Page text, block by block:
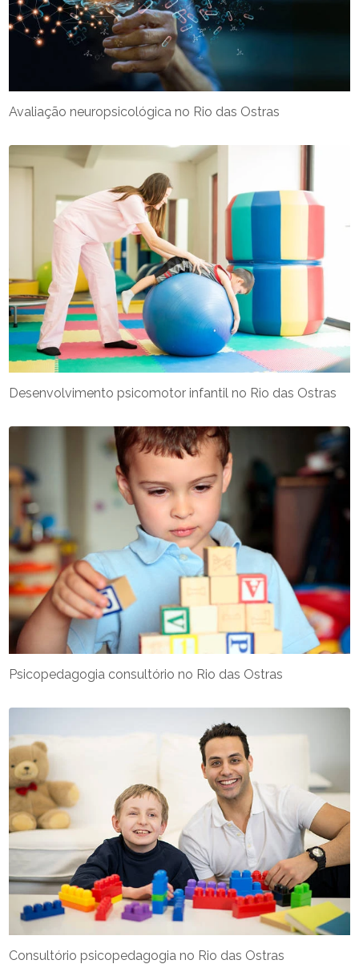
Avaliação neuropsicológica no Rio das Ostras
Desenvolvimento psicomotor infantil no Rio das Ostras
Psicopedagogia consultório no Rio das Ostras
Consultório psicopedagogia no Rio das Ostras